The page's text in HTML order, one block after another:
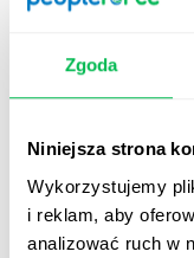
Zgoda
Niniejsza strona
Wykorzystujemy
i reklam, aby
analizować ruch w
kontekstu.
O –observation
I –impact–
ma na firmę, na
feedbacku.
N –next –